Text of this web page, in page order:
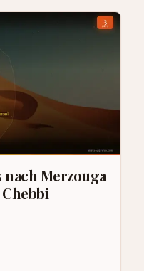
nach Merzouga